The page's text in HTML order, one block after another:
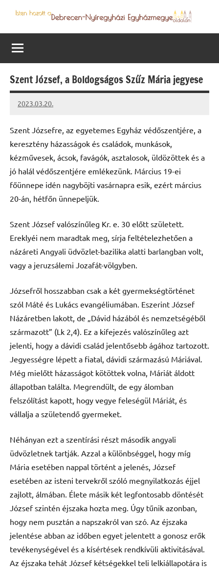
content
Debrecen-
Nyíregyházi
Egyházmegye
programjai
Szent József, a Boldogságos Szűz Mária jegyese
2023.03.20.
kovacs.agi
Szent Józsefre, az egyetemes Egyház védőszentjére, a
keresztény házasságok és családok, munkások,
kézművesek, ácsok, favágók, asztalosok, üldözöttek és a
jó halál védőszentjére emlékezünk. Március 19-ei
főünnepe idén nagyböjti vasárnapra esik, ezért március
20-án, hétfőn ünnepeljük.
Szent József valószínűleg Kr. e. 30 előtt született.
Ereklyéi nem maradtak meg, sírja feltételezhetően a
názáreti Angyali üdvözlet-bazilika alatti barlangban volt,
vagy a jeruzsálemi Jozafát-völgyben.
Józsefről hosszabban csak a két gyermekségtörténet
szól Máté és Lukács evangéliumában. Eszerint József
Názáretben lakott, de „Dávid házából és nemzetségéből
származott” (Lk 2,4). Ez a kifejezés valószínűleg azt
jelenti, hogy a dávidi család jelentősebb ágához tartozott.
Jegyességre lépett a fiatal, dávidi származású Máriával.
Még mielőtt házasságot kötöttek volna, Máriát áldott
állapotban találta. Megrendült, de egy álomban
felszólítást kapott, hogy vegye feleségül Máriát, és
vállalja a születendő gyermeket.
Néhányan ezt a szentírási részt második angyali
üdvözletnek tartják. Azzal a különbséggel, hogy míg
Mária esetében nappal történt a jelenés, József
esetében az isteni tervekről szóló megnyilatkozás éjjel
zajlott, álmában. Élete másik két legfontosabb döntését
József szintén éjszaka hozta meg. Úgy tűnik azonban,
hogy nem pusztán a napszakról van szó. Az éjszaka
jelentése abban az időben egyet jelentett a gonosz erők
tevékenységével és a kísértések rendkívüli aktivitásával.
Az éjszaka tehát József kétségekkel teli lelkiállapotára is